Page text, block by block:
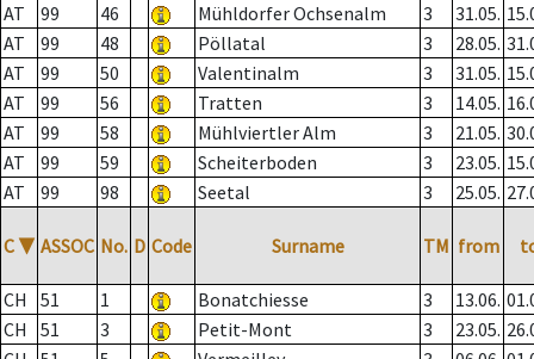
AT
99 46 Mühldorfer Ochsenalm 3 31.05.
AT
99 48 Pöllatal 3 28.05.
AT
99 50 Valentinalm 3 31.05.
AT
99 56 Tratten 3 14.05.
AT
99 58 Mühlviertler Alm 3 21.05.
AT
99 59 Scheiterboden 3 23.05.
AT
99 98 Seetal 3 25.05.
C ▼ ASSOC No. D Code Surname TM from
CH 51 1 Bonatchiesse 3 13.06.
CH
51 3 Petit-Mont 3 23.05.